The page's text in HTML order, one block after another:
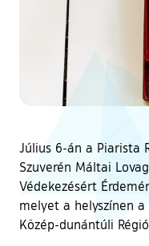
Július 6-án a Piarista
Szuverén Máltai
Védekezésért
melyet a helyszínen
Közép-dunántúli